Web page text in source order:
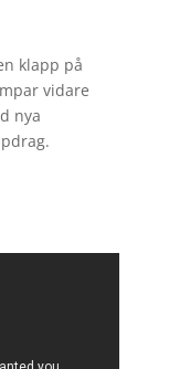
klapp på
vidare
nya